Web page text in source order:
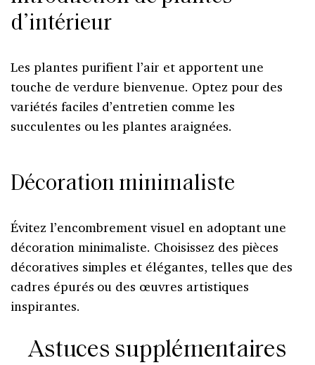
d’intérieur
Les plantes purifient l’air et apportent une
touche de verdure bienvenue. Optez pour des
variétés faciles d’entretien comme les
succulentes ou les plantes araignées.
Décoration minimaliste
Évitez l’encombrement visuel en adoptant une
décoration minimaliste. Choisissez des pièces
décoratives simples et élégantes, telles que des
cadres épurés ou des œuvres artistiques
inspirantes.
Astuces supplémentaires